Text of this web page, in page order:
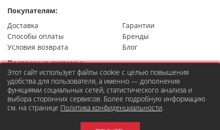
Покупателям:
Доставка
Гарантии
Способы оплаты
Бренды
Условия возврата
Блог
Платежные системы:
Контакты
ул. Правды 24, стр.7
Этот сайт использует файлы cookie с целью повышения
удобства для пользователя, а именно — дополнения
функциями социальных сетей, статистического анализа и
выбора сторонних сервисов. Более подробную информацию
см. на странице Политика конфиденциальности.